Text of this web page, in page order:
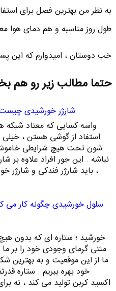
به نظر من بهترین فصل برای
طول روز مناسبه و هم دمای هوا
خب دوستان ، امیدوارم که این
حتما مطالب زیر رو هم
شارژر خورشیدی
واسه کسایی که معتاد شبکه
استفاد از گوشی هستن ،
شون تحت هیچ شرایطی
نباشه . این جور افراد علاوه بر
، باید شارژر فندکی و
سلول خورشیدی چگونه کار می
خورشید ؛ ستاره ای که بدون
منتی گرمای وجودی خود را بر ما
ما از این موقعیت و به بهترین
خود بهره ببریم . ستاره
اکسید کربن تولید می کند ، نه